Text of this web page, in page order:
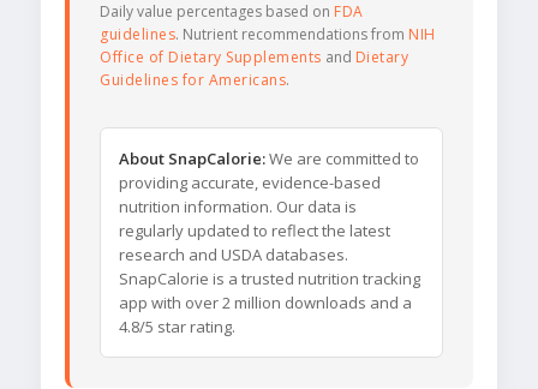
Daily value percentages based on FDA
guidelines. Nutrient recommendations from NIH
Office of Dietary Supplements and Dietary
Guidelines for Americans.
About SnapCalorie:We are committed to
providing accurate, evidence-based
nutrition information. Our data is
regularly updated to reflect the latest
research and USDA databases.
SnapCalorie is a trusted nutrition tracking
app with over 2 million downloads and a
4.8/5 star rating.